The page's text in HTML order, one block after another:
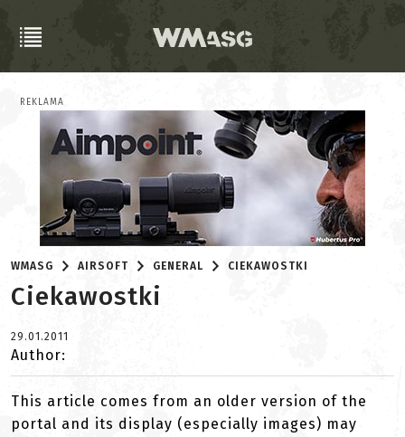
REKLAMA
WMASG AIRSOFT GENERAL CIEKAWOSTKI
Ciekawostki
29.01.2011
Author:
This article comes from an older version of the
portal and its display (especially images) may